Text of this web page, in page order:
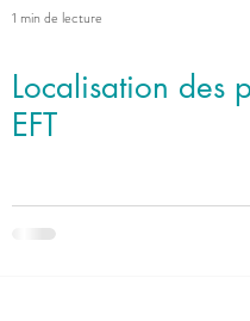
1 min de lecture
Localisation des
EFT